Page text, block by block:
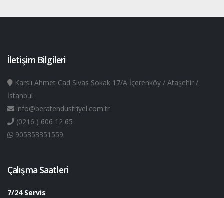
İletişim Bilgileri
Karslı Ahmet Cad Sivas Sokak 17/A İçerenköy / Ataşehir /
İstanbul
info@beratendustriyel.com.tr
(0216 ) 606 12 65
905353351559
Çalışma Saatleri
7/24 Servis